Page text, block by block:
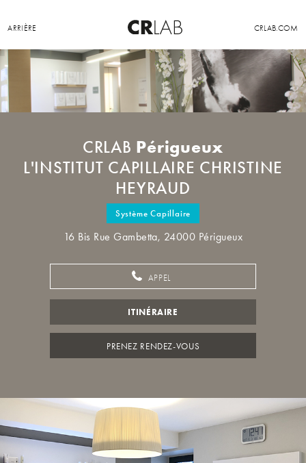
ARRIÈRE CRLAB.COM
CRLAB Périgueux
L'INSTITUT CAPILLAIRE CHRISTINE
HEYRAUD
Système Capillaire
16 Bis Rue Gambetta, 24000 Périgueux
APPEL
ITINÉRAIRE
PRENEZ RENDEZ-VOUS